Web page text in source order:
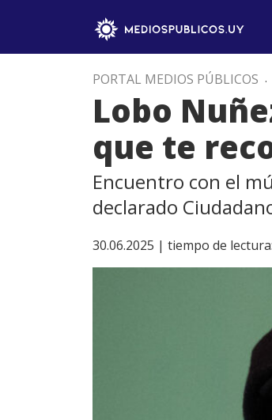
PORTAL MEDIOS PÚBLICOS .
Lobo
que te
Encuentro con el
declarado
30.06.2025 | tiempo de lectura: